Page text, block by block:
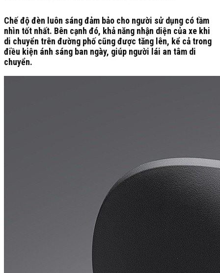
Chế độ đèn luôn sáng đảm bảo cho người sử dụng có tầm
nhìn tốt nhất. Bên cạnh đó, khả năng nhận diện của xe khi
di chuyển trên đường phố cũng được tăng lên, kể cả trong
điều kiện ánh sáng ban ngày, giúp người lái an tâm di
chuyển.